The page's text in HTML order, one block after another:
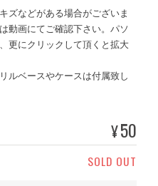
ズなどがある場合がございま
動画にてご確認下さい。パソ
更にクリックして頂くと拡大
ルベースやケースは付属致し
¥50
SOLD OUT